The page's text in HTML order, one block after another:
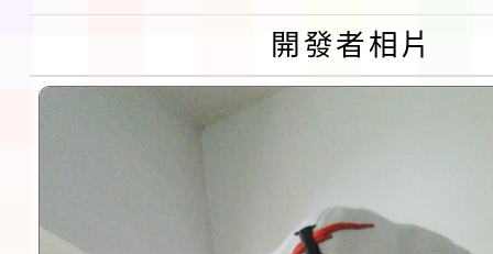
第3次招考代課鐘點教
告(不再辦理後續甄選)
檢送「桃園市115學年
賽實施要點」1份
本市「115學年度學生
程安排一案
「桃園市補助參觀特色
展演活動實施計畫」
開發者相片